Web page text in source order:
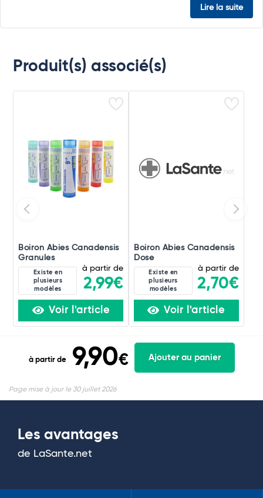
Lire la suite
Produit(s) associé(s)
Boiron Abies Canadensis
Granules
Existe en
plusieurs
modèles
à partir de
2,99€
Voir l'article
Boiron Abies Canadensis
Dose
Existe en
plusieurs
modèles
à partir de
2,70€
Voir l'article
à partir de 9,90€ Ajouter au panier
Page mise à jour le 30 juillet 2026
Les avantages
de LaSante.net